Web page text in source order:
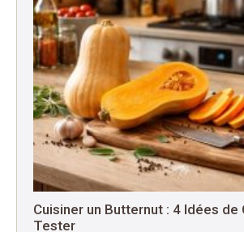
Cuisiner un Butternut : 4 Idées de
Tester